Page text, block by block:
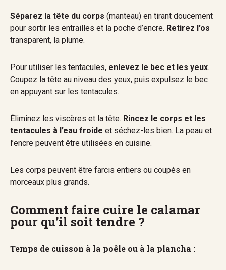
Séparez la tête du corps (manteau) en tirant doucement
pour sortir les entrailles et la poche d’encre. Retirez l’os
transparent, la plume.
Pour utiliser les tentacules, enlevez le bec et les yeux.
Coupez la tête au niveau des yeux, puis expulsez le bec
en appuyant sur les tentacules.
Éliminez les viscères et la tête. Rincez le corps et les
tentacules à l’eau froide et séchez-les bien. La peau et
l’encre peuvent être utilisées en cuisine.
Les corps peuvent être farcis entiers ou coupés en
morceaux plus grands.
Comment faire cuire le calamar
pour qu’il soit tendre ?
Temps de cuisson à la poêle ou à la plancha :